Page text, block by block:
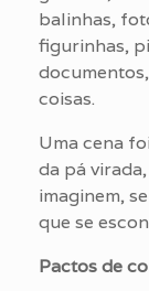
balinhas,
figurinhas,
coisas.
Uma cena
da pá
imaginem,
que se
Pactos de